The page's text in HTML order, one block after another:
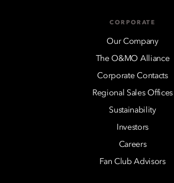
CORPORATE
Our Company
The O&MO Alliance
Corporate Contacts
Regional Sales Offices
Sustainability
Investors
Careers
Fan Club Advisors